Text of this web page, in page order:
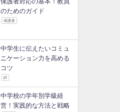
のためのガイド
保護者
中学生に伝えたいコミュ
ニケーション力を高める
コツ
絆
中学校の学年別学級経
営！実践的な方法と戦略